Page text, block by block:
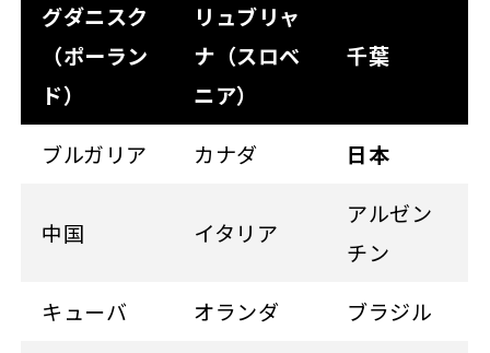
グダニスク
（ポーラン
ド）
リュブリャ
ナ（スロベ
ニア）
千葉
ブルガリア カナダ 日本
中国 イタリア
アルゼン
チン
キューバ
オランダ
ブラジル